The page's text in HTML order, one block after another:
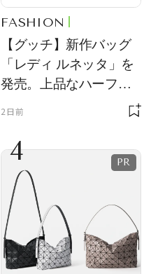
FASHION
【グッチ】新作バッグ
「レディ ルネッタ」を
発売。上品なハーフム
ーン型がスタイリング
2日前
4